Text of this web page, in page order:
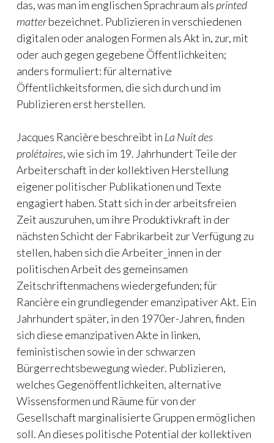
das, was man im englischen Sprachraum als printed
matterbezeichnet. Publizieren in verschiedenen
digitalen oder analogen Formen als Akt in, zur, mit
oder auch gegen gegebene Öffentlichkeiten;
anders formuliert: für alternative
Öffentlichkeitsformen, die sich durch und im
Publizieren erst herstellen.
Jacques Rancière beschreibt in La Nuit des
prolétaires, wie sich im 19. Jahrhundert Teile der
Arbeiterschaft in der kollektiven Herstellung
eigener politischer Publikationen und Texte
engagiert haben. Statt sich in der arbeitsfreien
Zeit auszuruhen, um ihre Produktivkraft in der
nächsten Schicht der Fabrikarbeit zur Verfügung zu
stellen, haben sich die Arbeiter_innen in der
politischen Arbeit des gemeinsamen
Zeitschriftenmachens wiedergefunden; für
Rancière ein grundlegender emanzipativer Akt. Ein
Jahrhundert später, in den 1970er-Jahren, finden
sich diese emanzipativen Akte in linken,
feministischen sowie in der schwarzen
Bürgerrechtsbewegung wieder. Publizieren,
welches Gegenöffentlichkeiten, alternative
Wissensformen und Räume für von der
Gesellschaft marginalisierte Gruppen ermöglichen
soll. An dieses politische Potential der kollektiven